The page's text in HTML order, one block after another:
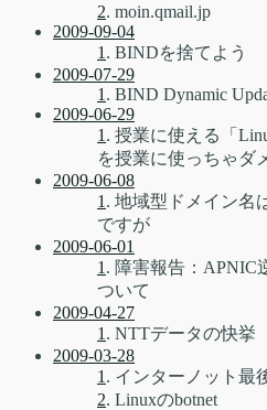
2. moin.qmail.jp
2009-09-04
1 . BINDを捨てよう
2009-07-29
1 . BIND Dynamic
2009-06-29
1 . 授業に使える「
を授業に使っちゃダ
2009-06-08
1 . 地域型ドメイン名
ですが
2009-06-01
1 . 障害報告：APNIC
ついて
2009-04-27
1 . NTTデータの快挙
2009-03-28
1 . インターノット最
2. Linuxのbotnet